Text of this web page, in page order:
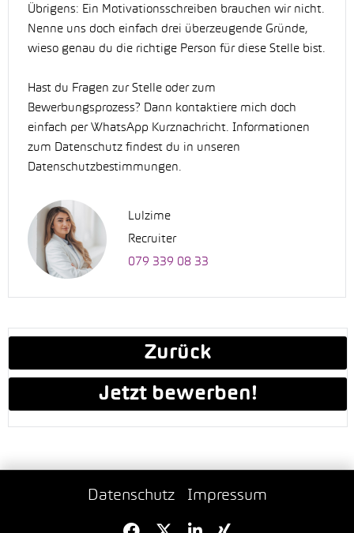
Zurück
Jetzt bewerben!
Übrigens: Ein Motivationsschreiben brauchen wir nicht.
Nenne uns doch einfach drei überzeugende Gründe,
wieso genau du die richtige Person für diese Stelle bist.
Hast du Fragen zur Stelle oder zum
Bewerbungsprozess? Dann kontaktiere mich doch
einfach per WhatsApp Kurznachricht. Informationen
zum Datenschutz findest du in unseren
Datenschutzbestimmungen.
Lulzime
Recruiter
079 339 08 33
Datenschutz Impressum